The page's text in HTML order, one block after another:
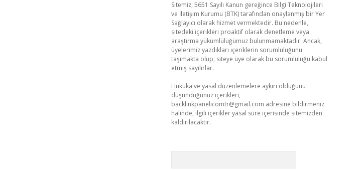
Sitemiz, 5651 Sayılı Kanun gereğince Bilgi Teknolojileri
ve İletişim Kurumu (BTK) tarafından onaylanmış bir Yer
Sağlayıcı olarak hizmet vermektedir. Bu nedenle,
sitedeki içerikleri proaktif olarak denetleme veya
araştırma yükümlülüğümüz bulunmamaktadır. Ancak,
üyelerimiz yazdıkları içeriklerin sorumluluğunu
taşımakta olup, siteye üye olarak bu sorumluluğu kabul
etmiş sayılırlar.
Hukuka ve yasal düzenlemelere aykırı olduğunu
düşündüğünüz içerikleri,
backlinkpanelicomtr@gmail.com adresine bildirmeniz
halinde, ilgili içerikler yasal süre içerisinde sitemizden
kaldırılacaktır.